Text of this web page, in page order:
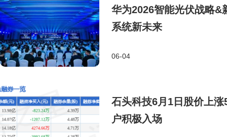
华为2026智能光伏战略&
系统新未来
06-04
石头科技6月1日股价上
户积极入场